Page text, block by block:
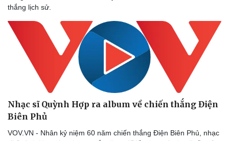
thắng lịch sử.
Nhạc sĩ Quỳnh Hợp ra album về chiến thắng Điện
Biên Phủ
VOV.VN - Nhân kỷ niệm 60 năm chiến thắng Điện Biên Phủ, nhạc